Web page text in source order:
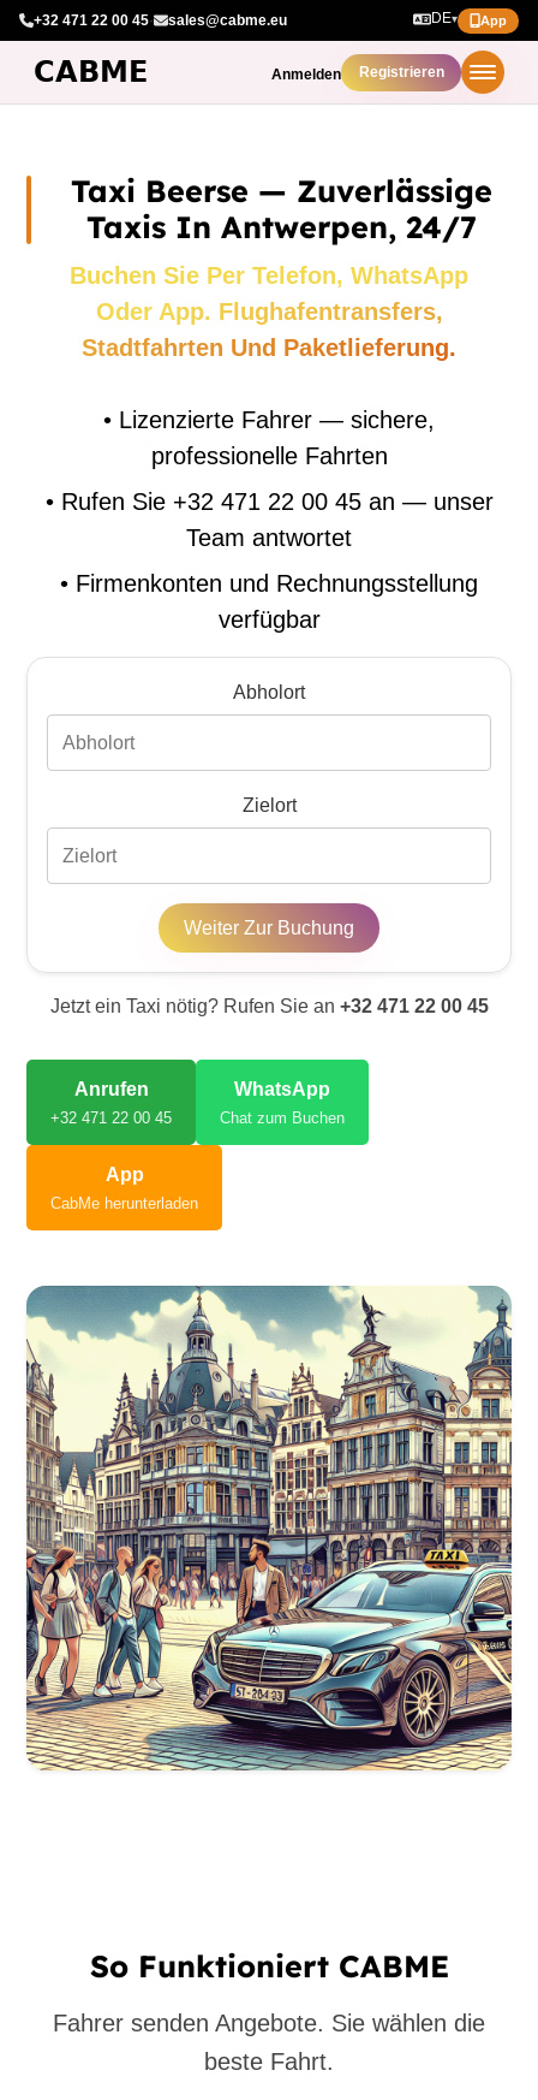
+32 471 22 00 45· sales@cabme.eu DE▾ App
Anmelden Registrieren
Taxi Beerse — Zuverlässige
Taxis In Antwerpen, 24/7
Buchen Sie Per Telefon, WhatsApp
Oder App. Flughafentransfers,
Stadtfahrten Und Paketlieferung.
• Lizenzierte Fahrer — sichere,
professionelle Fahrten
• Rufen Sie +32 471 22 00 45 an — unser
Team antwortet
• Firmenkonten und Rechnungsstellung
verfügbar
Abholort
Zielort
Weiter Zur Buchung
Jetzt ein Taxi nötig? Rufen Sie an +32 471 22 00 45
Anrufen
+32 471 22 00 45
WhatsApp
Chat zum Buchen
App
CabMe herunterladen
So Funktioniert CABME
Fahrer senden Angebote. Sie wählen die
beste Fahrt.